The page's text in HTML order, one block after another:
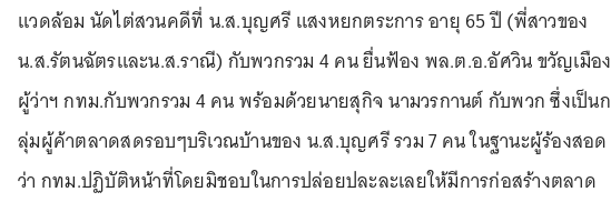
แวดล้อม นัดไต่สวนคดีที่ น.ส.บุญศรี แสงหยกตระการ อายุ 65 ปี (พี่สาวของ
น.ส.รัตนฉัตรและน.ส.ราณี) กับพวกรวม 4 คน ยื่นฟ้อง พล.ต.อ.อัศวิน ขวัญเมือง
ผู้ว่าฯ กทม.กับพวกรวม 4 คน พร้อมด้วยนายสุกิจ นามวรกานต์ กับพวก ซึ่งเป็นก
ลุ่มผู้ค้าตลาดสดรอบๆบริเวณบ้านของ น.ส.บุญศรี รวม 7 คน ในฐานะผู้ร้องสอด
ว่า กทม.ปฏิบัติหน้าที่โดยมิชอบในการปล่อยปละละเลยให้มีการก่อสร้างตลาด